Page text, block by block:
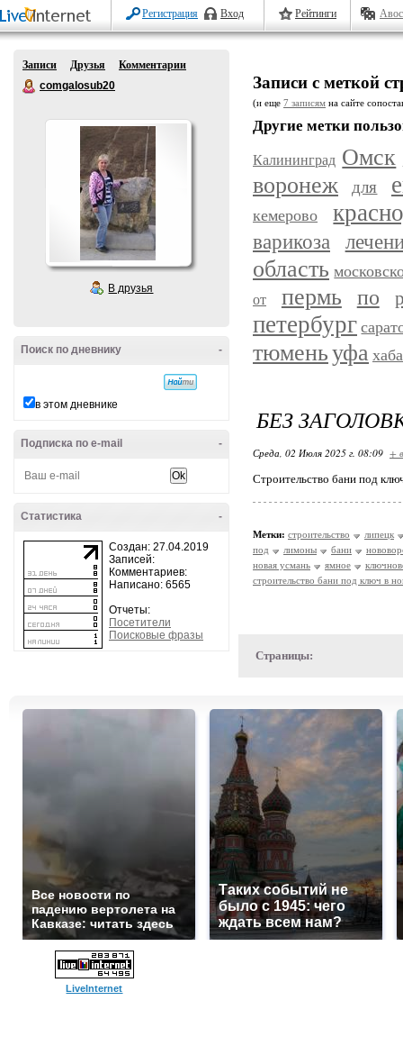
Регистрация Вход Рейтинги
Записи Друзья
Комментарии
comgalosub20
В друзья
-
Поиск по дневнику
в этом дневнике
-
Подписка по e-mail
-
Статистика
Создан: 27.04.2019
Записей:
Комментариев:
Написано: 6565
Отчеты:
Посетители
Поисковые фразы
Записи с меткой
(и еще 7 записям на сайте
Другие метки
Калининград Омск
воронеж для
кемерово
варикоза
область
от пермь по
петербург
тюменьуфа
БЕЗ
Среда, 02 Июля 2025 г. 08:09 +
Строительство бани под
Метки: строительство
липецк
под
лимоны бани
новая усмань
ямное
строительство бани под ключ в
Страницы:
Все новости по
падению вертолета на
Кавказе: читать здесь
Таких событий не
было с 1945: чего
ждать всем нам?
LiveInternet